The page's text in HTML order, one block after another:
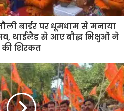
बार्डर पर धूमधाम से मनाया
थाईलैंड से आए बौद्ध भिक्षुओं ने
की शिरकत